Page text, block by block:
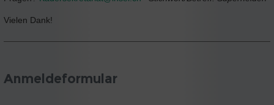
Vielen Dank!
Anmeldeformular